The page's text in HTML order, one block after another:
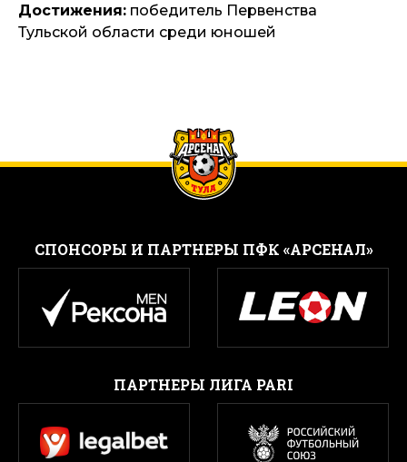
Достижения: победитель Первенства
Тульской области среди юношей
CПОНСОРЫ И ПАРТНЕРЫ ПФК «АРСЕНАЛ»
ПАРТНЕРЫ ЛИГА PARI